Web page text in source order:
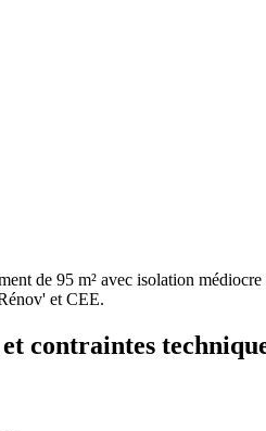
de 95 m² avec isolation médiocre
et CEE.
contraintes